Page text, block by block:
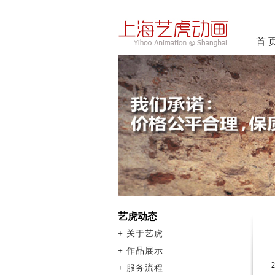
首
艺虎动态
+ 关于艺虎
+ 作品展示
+ 服务流程